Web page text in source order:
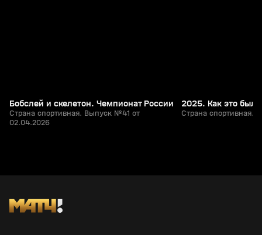
Бобслей и скелетон. Чемпионат России
Страна спортивная. Выпуск №41 от
02.04.2026
2025. Как это
Страна спортивная.